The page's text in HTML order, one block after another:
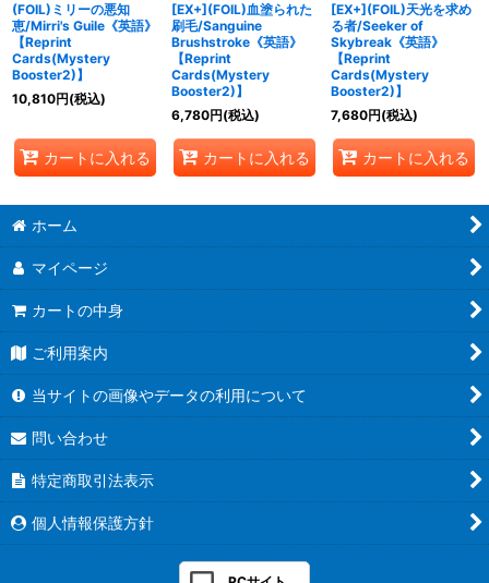
(FOIL)ミリーの悪知
恵/Mirri's Guile《英語》
【Reprint
Cards(Mystery
Booster2)】
10,810円(税込)
カートに入れる
[EX+](FOIL)血塗られた
刷毛/Sanguine
Brushstroke《英語》
【Reprint
Cards(Mystery
Booster2)】
6,780円(税込)
カートに入れる
[EX+](FOIL)天光を求め
る者/Seeker of
Skybreak《英語》
【Reprint
Cards(Mystery
Booster2)】
7,680円(税込)
カートに入れる
ホーム
マイページ
カートの中身
ご利用案内
当サイトの画像やデータの利用について
問い合わせ
特定商取引法表示
個人情報保護方針